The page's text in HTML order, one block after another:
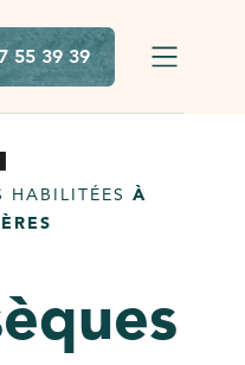
55 39 39
HABILITÉES À